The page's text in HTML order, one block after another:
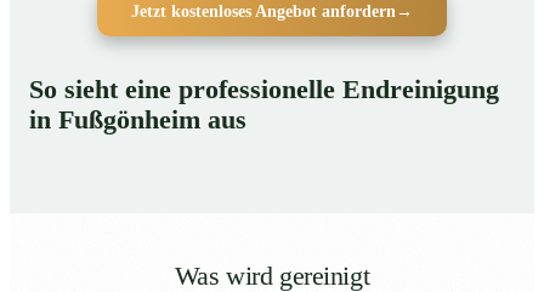
Jetzt kostenloses Angebot anfordern →
So sieht eine professionelle Endreinigung
in Fußgönheim aus
Was wird gereinigt